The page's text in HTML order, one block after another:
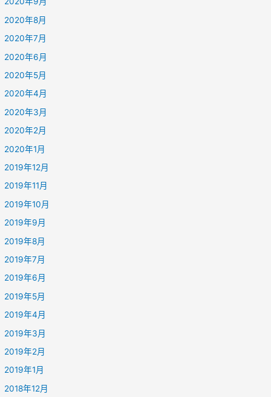
2020年8月
2020年7月
2020年6月
2020年5月
2020年4月
2020年3月
2020年2月
2020年1月
2019年12月
2019年11月
2019年10月
2019年9月
2019年8月
2019年7月
2019年6月
2019年5月
2019年4月
2019年3月
2019年2月
2019年1月
2018年12月